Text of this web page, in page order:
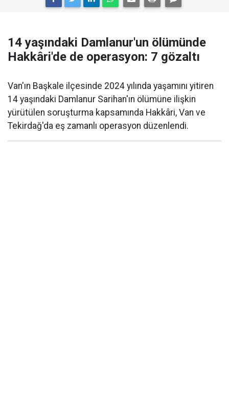
14 yaşındaki Damlanur'un ölümünde
Hakkâri'de de operasyon: 7 gözaltı
Van'ın Başkale ilçesinde 2024 yılında yaşamını yitiren
14 yaşındaki Damlanur Sarihan'ın ölümüne ilişkin
yürütülen soruşturma kapsamında Hakkâri, Van ve
Tekirdağ'da eş zamanlı operasyon düzenlendi.